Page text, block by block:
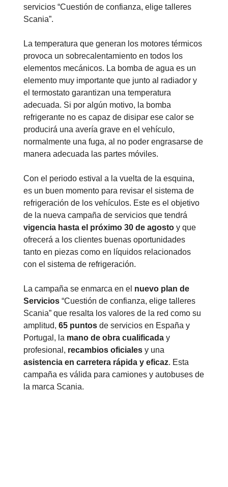
servicios “Cuestión de confianza, elige talleres
Scania”.
La temperatura que generan los motores térmicos
provoca un sobrecalentamiento en todos los
elementos mecánicos. La bomba de agua es un
elemento muy importante que junto al radiador y
el termostato garantizan una temperatura
adecuada. Si por algún motivo, la bomba
refrigerante no es capaz de disipar ese calor se
producirá una avería grave en el vehículo,
normalmente una fuga, al no poder engrasarse de
manera adecuada las partes móviles.
Con el periodo estival a la vuelta de la esquina,
es un buen momento para revisar el sistema de
refrigeración de los vehículos. Este es el objetivo
de la nueva campaña de servicios que tendrá
vigencia hasta el próximo 30 de agosto y que
ofrecerá a los clientes buenas oportunidades
tanto en piezas como en líquidos relacionados
con el sistema de refrigeración.
La campaña se enmarca en el nuevo plan de
Servicios “Cuestión de confianza, elige talleres
Scania” que resalta los valores de la red como su
amplitud, 65 puntos de servicios en España y
Portugal, la mano de obra cualificada y
profesional, recambios oficiales y una
asistencia en carretera rápida y eficaz. Esta
campaña es válida para camiones y autobuses de
la marca Scania.